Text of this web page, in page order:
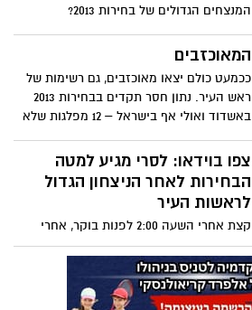
המנצחים הגדולים של בחירות 2013?
המאוכזבים
ככמעט כולם יצאו מאוכזבים, גם רשימות של
ראש העיר. נתון חסר תקדים בבחירות 2013
באשדוד ואולי אף בישראל – 12 מפלגות שלא
לא עברו את הסף מאשר אלו שכן. מטורף!
מתוך ה10 שכן עברו, רק ש"ס ואגודת ישראל
זכו לקבל את שהן ציפו. כל השאר הרשימות,
היו בטוחות שיזכו ליותר, הרבה יותר.
צפו בוידאו: לסרי מגיע למטה
הבחירות לאחר הניצחון הגדול
לראשות העיר
קצת אחרי השעה 2:00 לפנות בוקר, אחרי
ספירת 188 מהקלפיות והפרש גדול מאוד בין
לסרי לשאר המועמדים, היה כבר ברור כי לסרי
נבחר לקדנציה נוספת. לסרי הגיע למטה
הבחירות, התקבל בחיבוקים ונשיקות. בנאום